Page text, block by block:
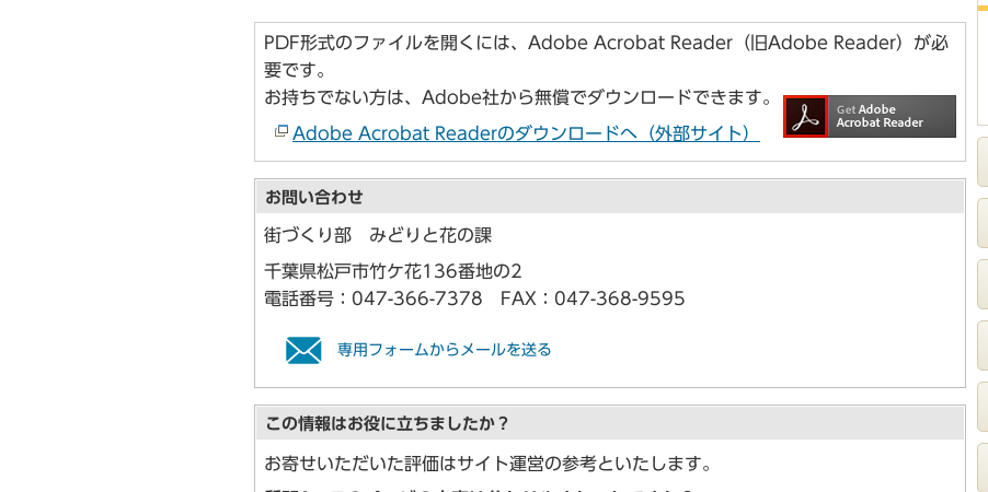
PDF形式のファイルを開くには、Adobe Acrobat Reader（旧Adobe Reader）が必
要です。
お持ちでない方は、Adobe社から無償でダウンロードできます。
Adobe Acrobat Readerのダウンロードへ（外部サイト）
お問い合わせ
街づくり部 みどりと花の課
千葉県松戸市竹ケ花136番地の2
電話番号： 047-366-7378 FAX：047-368-9595
専用フォームからメールを送る
この情報はお役に立ちましたか？
お寄せいただいた評価はサイト運営の参考といたします。